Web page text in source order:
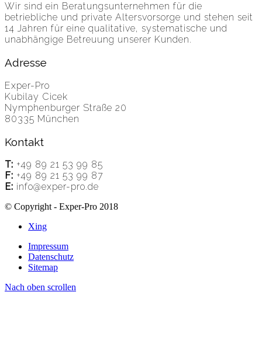
Wir sind ein Beratungsunternehmen für die
betriebliche und private Altersvorsorge und stehen seit
14 Jahren für eine qualitative, systematische und
unabhängige Betreuung unserer Kunden.
Adresse
Exper-Pro
Kubilay Cicek
Nymphenburger Straße 20
80335 München
Kontakt
T: +49 89 21 53 99 85
F: +49 89 21 53 99 87
E: info@exper-pro.de
© Copyright - Exper-Pro 2018
Xing
Impressum
Datenschutz
Sitemap
Nach oben scrollen